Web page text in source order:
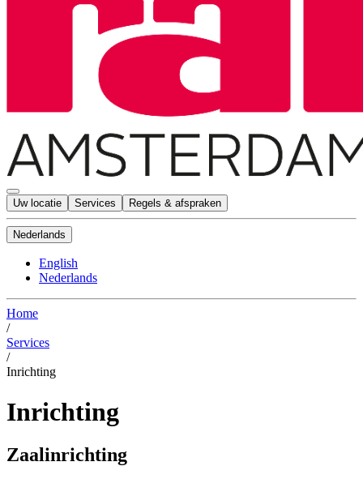
Uw locatie Services Regels & afspraken
Nederlands
English
Nederlands
Home
/
Services
/
Inrichting
Inrichting
Zaalinrichting